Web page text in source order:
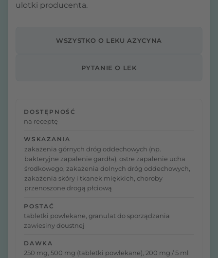
ulotki producenta.
WSZYSTKO O LEKU AZYCYNA
PYTANIE O LEK
DOSTĘPNOŚĆ
na receptę
WSKAZANIA
zakażenia górnych dróg oddechowych (np.
bakteryjne zapalenie gardła), ostre zapalenie ucha
środkowego, zakażenia dolnych dróg oddechowych,
zakażenia skóry i tkanek miękkich, choroby
przenoszone drogą płciową
POSTAĆ
tabletki powlekane, granulat do sporządzania
zawiesiny doustnej
DAWKA
250 mg, 500 mg (tabletki powlekane), 200 mg / 5 ml